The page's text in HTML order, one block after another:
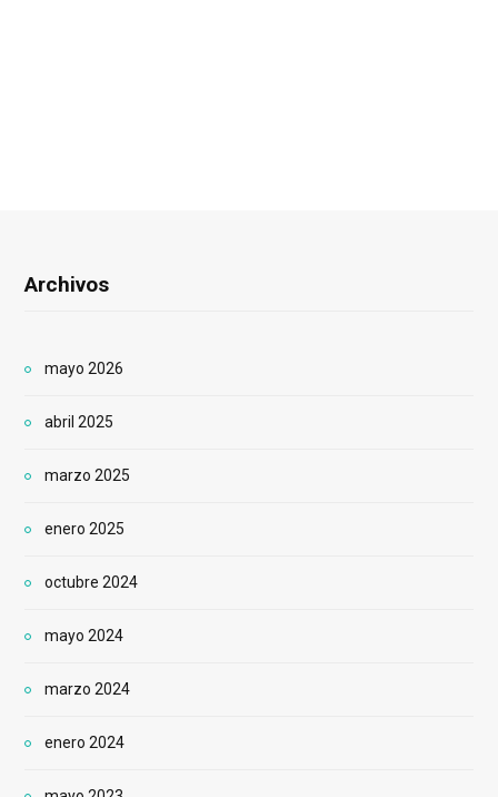
Archivos
mayo 2026
abril 2025
marzo 2025
enero 2025
octubre 2024
mayo 2024
marzo 2024
enero 2024